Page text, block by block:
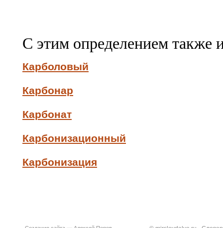
С этим определением также
Карболовый
Карбонар
Карбонат
Карбонизационный
Карбонизация